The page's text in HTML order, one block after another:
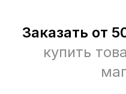
Заказать от
купить